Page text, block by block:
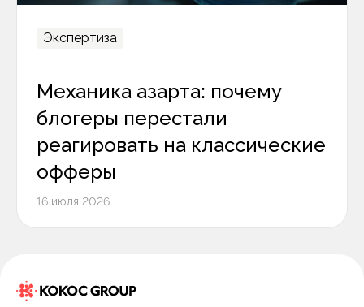
Экспертиза
Механика азарта: почему
блогеры перестали
реагировать на классические
офферы
16 июля 2026